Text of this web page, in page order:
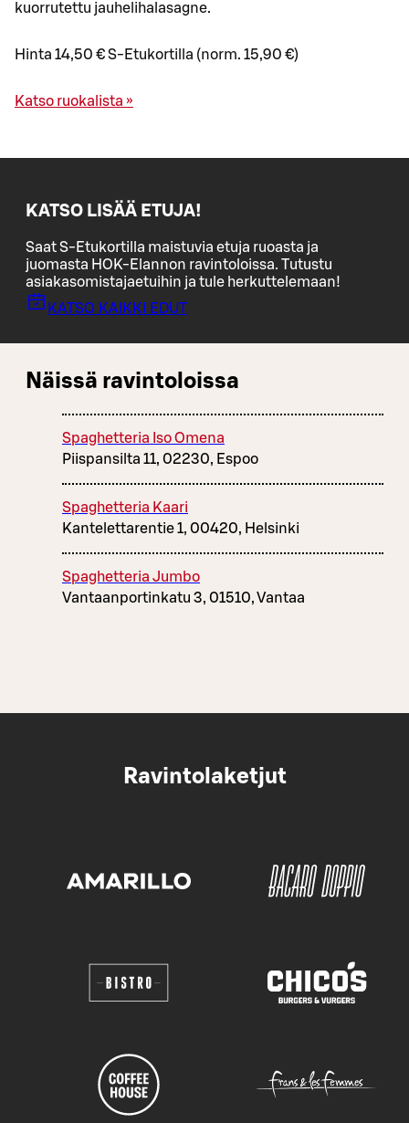
kuorrutettu jauhelihalasagne.
Hinta 14,50 € S-Etukortilla (norm. 15,90 €)
Katso ruokalista »
KATSO LISÄÄ ETUJA!
Saat S-Etukortilla maistuvia etuja ruoasta ja
juomasta HOK-Elannon ravintoloissa. Tutustu
asiakasomistajaetuihin ja tule herkuttelemaan!
KATSO KAIKKI EDUT
Näissä ravintoloissa
Spaghetteria Iso Omena
Piispansilta 11, 02230, Espoo
Spaghetteria Kaari
Kantelettarentie 1, 00420, Helsinki
Spaghetteria Jumbo
Vantaanportinkatu 3, 01510, Vantaa
Ravintolaketjut